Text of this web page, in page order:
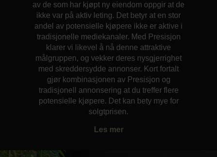
av de som har kjøpt ny eiendom oppgir at de
ikke var på aktiv leting. Det betyr at en stor
andel av potensielle kjøpere ikke er aktive i
tradisjonelle mediekanaler. Med Presisjon
klarer vi likevel å nå denne attraktive
målgruppen, og vekker deres nysgjerrighet
med skreddersydde annonser. Kort fortalt
gjør kombinasjonen av Presisjon og
tradisjonell annonsering at du treffer flere
potensielle kjøpere. Det kan bety mye for
solgtprisen.
Les mer